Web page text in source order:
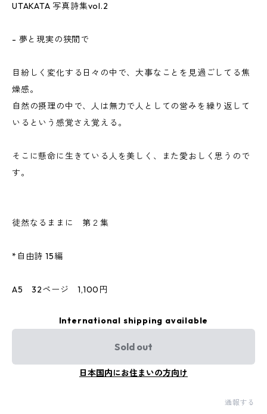
UTAKATA 写真詩集vol.2
- 夢と現実の狭間で
目紛しく変化する日々の中で、大事なことを見過ごしてる焦
燥感。
自然の摂理の中で、人は無力で人としての営みを繰り返して
いるという感覚さえ覚える。
そこに懸命に生きている人を美しく、また愛おしく思うので
す。
徒然なるままに 第２集
*自由詩 15編
A5 32ページ 1,100円
International shipping available
Sold out
日本国内にお住まいの方向け
通報する